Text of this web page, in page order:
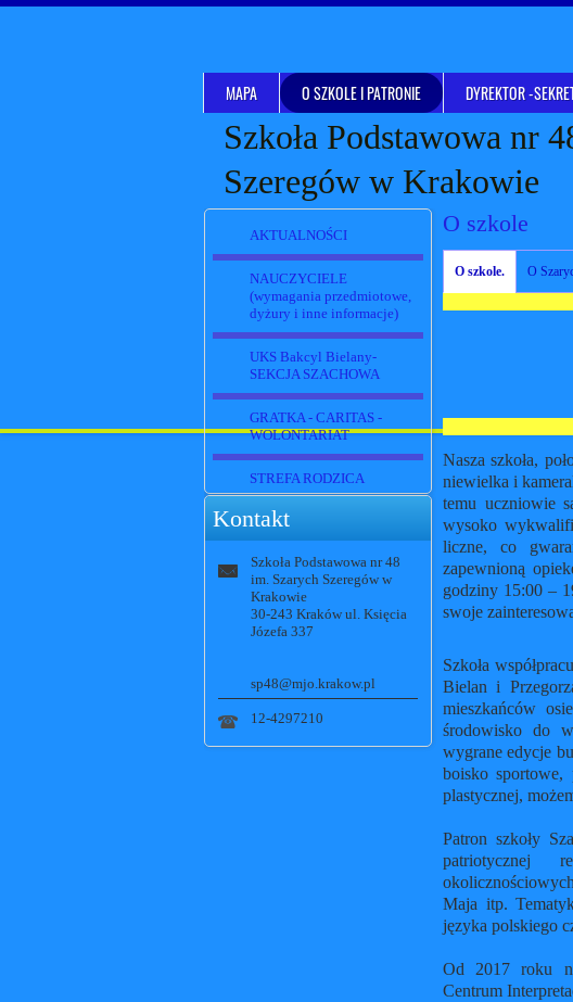
Szkoła Podstawowa nr
Szeregów w Krakowie
MAPA O SZKOLE I PATRONIE DYREKTOR -
AKTUALNOŚCI
NAUCZYCIELE
(wymagania przedmiotowe,
dyżury i inne informacje)
UKS Bakcyl Bielany-
SEKCJA SZACHOWA
GRATKA - CARITAS -
WOLONTARIAT
STREFA RODZICA
Kontakt
Szkoła Podstawowa nr 48
im. Szarych Szeregów w
Krakowie
30-243 Kraków ul. Księcia
Józefa 337
sp48@mjo.krakow.pl
12-4297210
O szkole
O szkole. O
Nasza szkoła,
niewielka i
temu uczniowie
wysoko
liczne, co
zapewnioną
godziny 15:00 –
swoje
Szkoła
Bielan i
mieszkańców
środowisko do
wygrane edycje
boisko sportowe,
plastycznej,
Patron szkoły
patriotycznej
Maja itp.
języka
Od 2017 roku
Centrum